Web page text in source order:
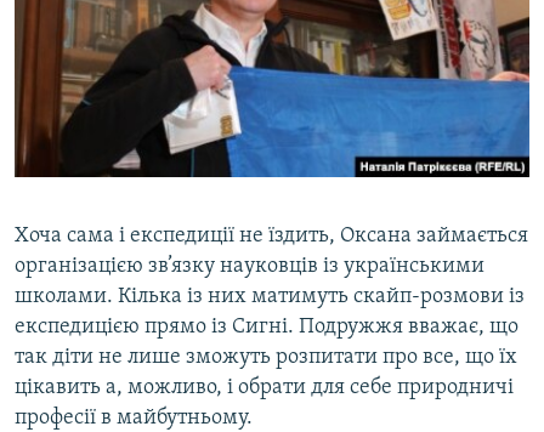
Хоча сама і експедиції не їздить, Оксана займається
організацією зв’язку науковців із українськими
школами. Кілька із них матимуть скайп-розмови із
експедицією прямо із Сигні. Подружжя вважає, що
так діти не лише зможуть розпитати про все, що їх
цікавить а, можливо, і обрати для себе природничі
професії в майбутньому.